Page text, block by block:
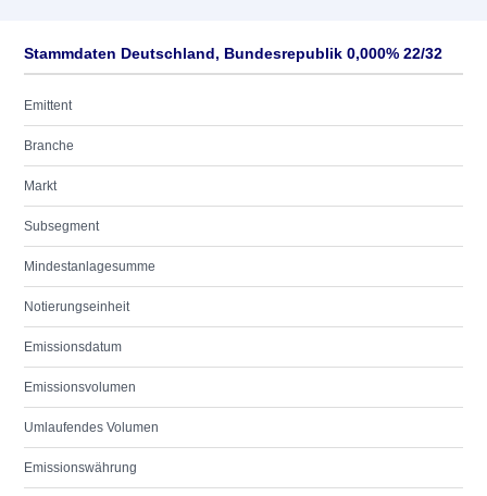
Stammdaten Deutschland, Bundesrepublik 0,000% 22/32
Emittent
Branche
Markt
Subsegment
Mindestanlagesumme
Notierungseinheit
Emissionsdatum
Emissionsvolumen
Umlaufendes Volumen
Emissionswährung